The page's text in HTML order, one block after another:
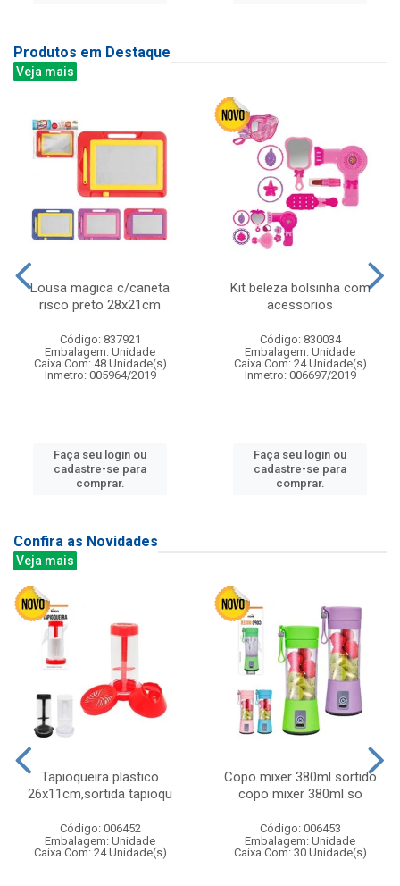
Produtos em Destaque
Veja mais
Lousa magica c/caneta
risco preto 28x21cm
Código: 837921
Embalagem: Unidade
Caixa Com: 48 Unidade(s)
Inmetro: 005964/2019
Faça seu login ou
cadastre-se para
comprar.
Kit beleza bolsinha com
acessorios
Código: 830034
Embalagem: Unidade
Caixa Com: 24 Unidade(s)
Inmetro: 006697/2019
Faça seu login ou
cadastre-se para
comprar.
Confira as Novidades
Veja mais
Tapioqueira plastico
26x11cm,sortida tapioqu
Código: 006452
Embalagem: Unidade
Caixa Com: 24 Unidade(s)
Copo mixer 380ml sortido
copo mixer 380ml so
Código: 006453
Embalagem: Unidade
Caixa Com: 30 Unidade(s)